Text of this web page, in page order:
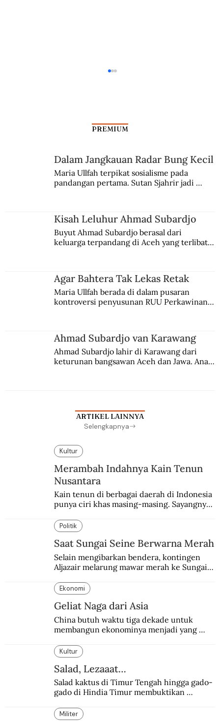
Salim Said Meninggal Dunia
PREMIUM
Dalam Jangkauan Radar Bung Kecil
Maria Ullfah terpikat sosialisme pada
pandangan pertama. Sutan Sjahrir jadi
Kisah Leluhur Ahmad Subardjo
Buyut Ahmad Subardjo berasal dari
keluarga terpandang di Aceh yang terlibat
Agar Bahtera Tak Lekas Retak
Maria Ullfah berada di dalam pusaran
kontroversi penyusunan RUU Perkawinan.
Ahmad Subardjo van Karawang
Ahmad Subardjo lahir di Karawang dari
keturunan bangsawan Aceh dan Jawa. Anak
ARTIKEL LAINNYA
Selengkapnya
Kultur
Merambah Indahnya Kain Tenun
Nusantara
Kain tenun di berbagai daerah di Indonesia
punya ciri khas masing-masing. Sayangnya,
belum memadai.
Politik
Saat Sungai Seine Berwarna Merah
Selain mengibarkan bendera, kontingen
Aljazair melarung mawar merah ke Sungai
Ekonomi
Geliat Naga dari Asia
China butuh waktu tiga dekade untuk
membangun ekonominya menjadi yang
Kultur
Salad, Lezaaat…
Salad kaktus di Timur Tengah hingga gado-
gado di Hindia Timur membuktikan
Militer